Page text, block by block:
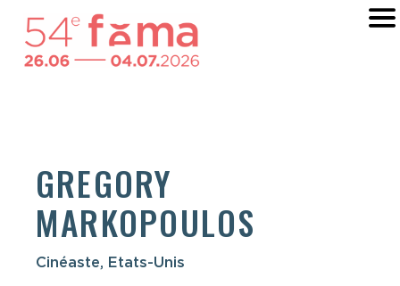
GREGORY
MARKOPOULOS
Cinéaste, Etats-Unis